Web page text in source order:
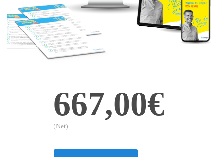
667,00€
(Net)